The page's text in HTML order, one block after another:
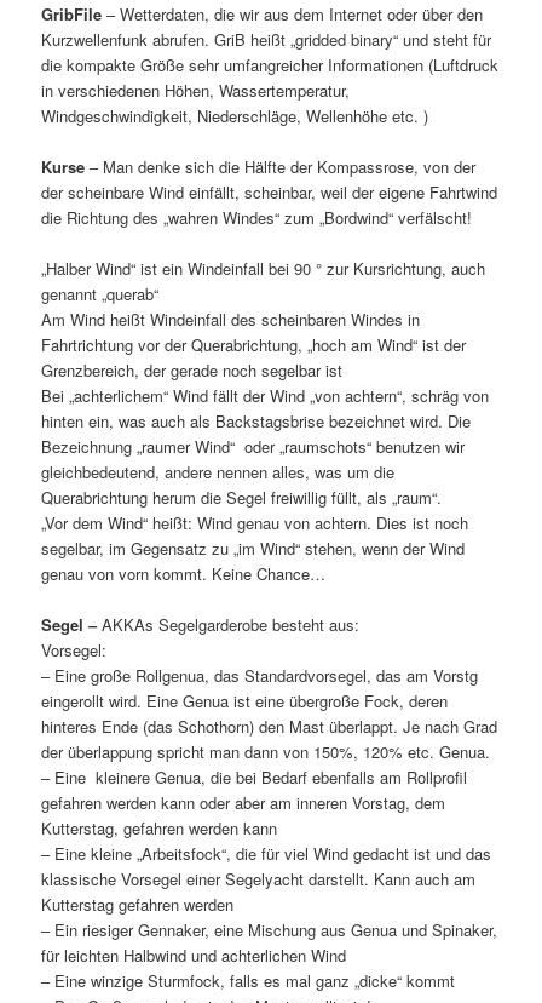
GribFile – Wetterdaten, die wir aus dem Internet oder über den
Kurzwellenfunk abrufen. GriB heißt „gridded binary“ und steht für
die kompakte Größe sehr umfangreicher Informationen (Luftdruck
in verschiedenen Höhen, Wassertemperatur,
Windgeschwindigkeit, Niederschläge, Wellenhöhe etc. )
Kurse– Man denke sich die Hälfte der Kompassrose, von der
der scheinbare Wind einfällt, scheinbar, weil der eigene Fahrtwind
die Richtung des „wahren Windes“ zum „Bordwind“ verfälscht!
„Halber Wind“ ist ein Windeinfall bei 90 ° zur Kursrichtung, auch
genannt „querab“
Am Wind heißt Windeinfall des scheinbaren Windes in
Fahrtrichtung vor der Querabrichtung, „hoch am Wind“ ist der
Grenzbereich, der gerade noch segelbar ist
Bei „achterlichem“ Wind fällt der Wind „von achtern“, schräg von
hinten ein, was auch als Backstagsbrise bezeichnet wird. Die
Bezeichnung „raumer Wind“ oder „raumschots“ benutzen wir
gleichbedeutend, andere nennen alles, was um die
Querabrichtung herum die Segel freiwillig füllt, als „raum“.
„Vor dem Wind“ heißt: Wind genau von achtern. Dies ist noch
segelbar, im Gegensatz zu „im Wind“ stehen, wenn der Wind
genau von vorn kommt. Keine Chance…
Segel –AKKAs Segelgarderobe besteht aus:
Vorsegel:
– Eine große Rollgenua, das Standardvorsegel, das am Vorstg
eingerollt wird. Eine Genua ist eine übergroße Fock, deren
hinteres Ende (das Schothorn) den Mast überlappt. Je nach Grad
der überlappung spricht man dann von 150%, 120% etc. Genua.
– Eine kleinere Genua, die bei Bedarf ebenfalls am Rollprofil
gefahren werden kann oder aber am inneren Vorstag, dem
Kutterstag, gefahren werden kann
– Eine kleine „Arbeitsfock“, die für viel Wind gedacht ist und das
klassische Vorsegel einer Segelyacht darstellt. Kann auch am
Kutterstag gefahren werden
– Ein riesiger Gennaker, eine Mischung aus Genua und Spinaker,
für leichten Halbwind und achterlichen Wind
– Eine winzige Sturmfock, falls es mal ganz „dicke“ kommt